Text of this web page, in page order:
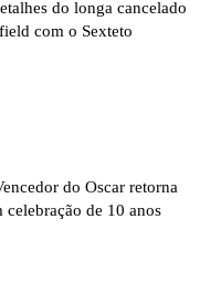
do longa cancelado
com o Sexteto
do Oscar retorna
celebração de 10 anos